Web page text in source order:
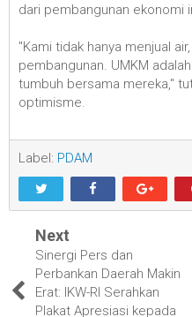
dari pembangunan ekonomi
"Kami tidak hanya menjual
pembangunan. UMKM
tumbuh bersama mereka,"
optimisme.
Label: PDAM
Next
Sinergi Pers dan
Perbankan Daerah Makin
Erat: IKW-RI Serahkan
Plakat Apresiasi kepada